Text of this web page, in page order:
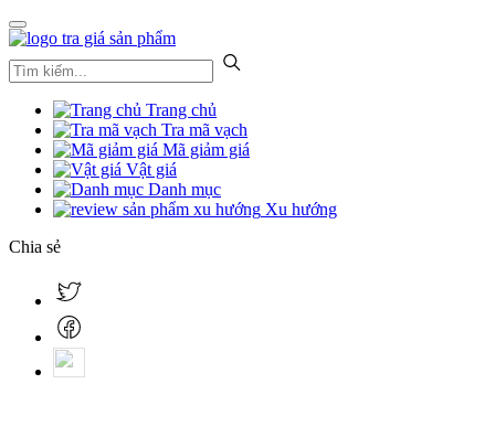
Trang chủ
Tra mã vạch
Mã giảm giá
Vật giá
Danh mục
Xu hướng
Chia sẻ